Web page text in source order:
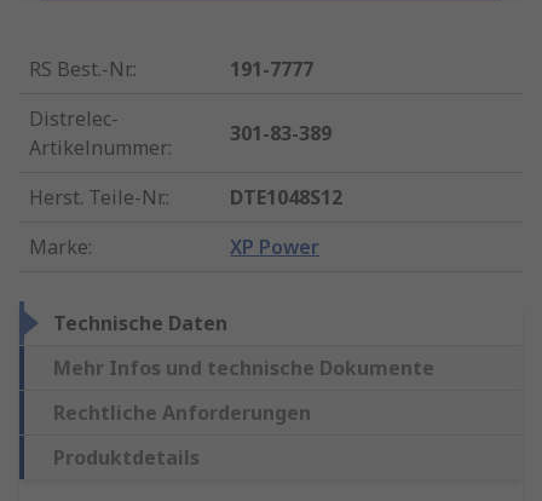
RS Best.-Nr.:
191-7777
Distrelec-
Artikelnummer:
301-83-389
Herst. Teile-Nr.:
DTE1048S12
Marke: XP Power
Technische Daten
Mehr Infos und technische Dokumente
Rechtliche Anforderungen
Produktdetails